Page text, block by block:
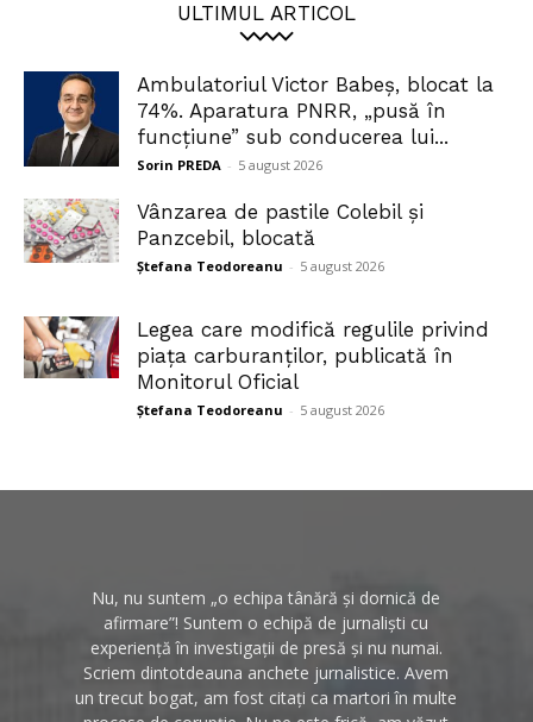
ULTIMUL ARTICOL
Ambulatoriul Victor Babeș, blocat la
74%. Aparatura PNRR, „pusă în
funcțiune” sub conducerea lui...
Sorin PREDA - 5 august 2026
Vânzarea de pastile Colebil și
Panzcebil, blocată
Ștefana Teodoreanu - 5 august 2026
Legea care modifică regulile privind
piața carburanților, publicată în
Monitorul Oficial
Ștefana Teodoreanu - 5 august 2026
Nu, nu suntem „o echipa tânără și dornică de
afirmare”! Suntem o echipă de jurnaliști cu
experiență în investigații de presă și nu numai.
Scriem dintotdeauna anchete jurnalistice. Avem
un trecut bogat, am fost citați ca martori în multe